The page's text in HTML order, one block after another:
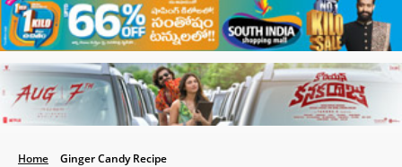
Home Ginger Candy Recipe